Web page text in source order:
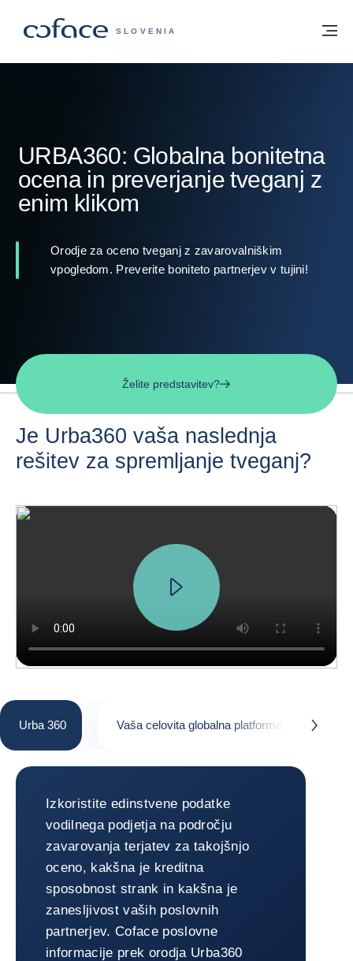
COFACE - ZAČETNA STRAN
SLOVENIA
Domov
URBA360: Globalna bonitetna
ocena in preverjanje tveganj z
enim klikom
Orodje za oceno tveganj z zavarovalniškim
vpogledom. Preverite boniteto partnerjev v tujini!
Želite predstavitev?
Je Urba360 vaša naslednja
rešitev za spremljanje tveganj?
Urba 360 Vaša celovita globalna platforma zabutton.next
Urba 360
Izkoristite edinstvene podatke
vodilnega podjetja na področju
zavarovanja terjatev za takojšnjo
oceno, kakšna je kreditna
sposobnost strank in kakšna je
zanesljivost vaših poslovnih
partnerjev. Coface poslovne
informacije prek orodja Urba360